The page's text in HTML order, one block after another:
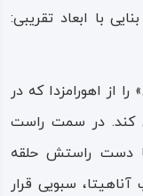
نوشته و کتیبه به
گراز و گوزن به
آثار و بخش‌هایی
امروز به
با ابعاد تقریبی:
از اهورامزدا که در
کند. در سمت راست
با دست راستش حلقه
سبویی قرار